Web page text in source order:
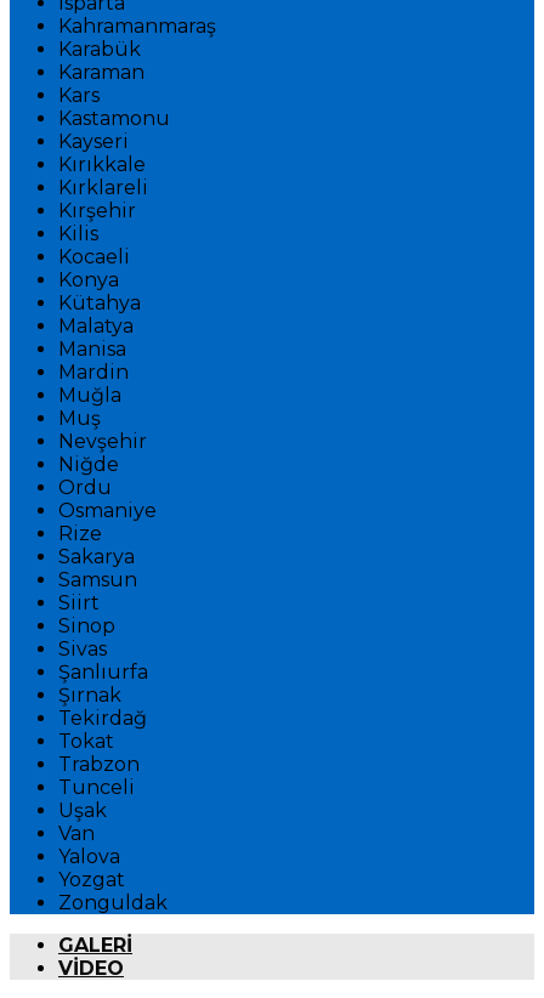
Kahramanmaraş
Karabük
Karaman
Kars
Kastamonu
Kayseri
Kırıkkale
Kırklareli
Kırşehir
Kilis
Kocaeli
Konya
Kütahya
Malatya
Manisa
Mardin
Muğla
Muş
Nevşehir
Niğde
Ordu
Osmaniye
Rize
Sakarya
Samsun
Siirt
Sinop
Sivas
Şanlıurfa
Şırnak
Tekirdağ
Tokat
Trabzon
Tunceli
Uşak
Van
Yalova
Yozgat
Zonguldak
GALERİ
VİDEO